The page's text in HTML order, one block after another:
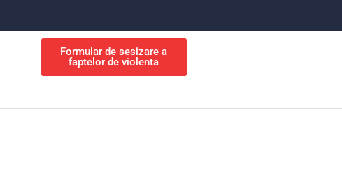
Formular de sesizare a
faptelor de violenta